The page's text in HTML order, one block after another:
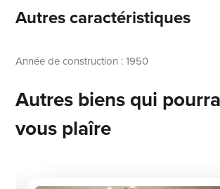
Autres caractéristiques
Année de construction : 1950
Autres biens qui
vous plaîre